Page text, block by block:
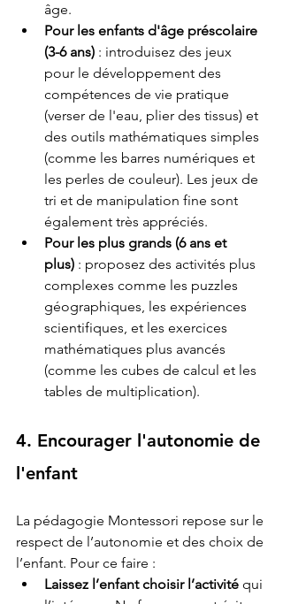
âge.
Pour les enfants d'âge préscolaire
(3-6 ans) : introduisez des jeux
pour le développement des
compétences de vie pratique
(verser de l'eau, plier des tissus) et
des outils mathématiques simples
(comme les barres numériques et
les perles de couleur). Les jeux de
tri et de manipulation fine sont
également très appréciés.
Pour les plus grands (6 ans et
plus) : proposez des activités plus
complexes comme les puzzles
géographiques, les expériences
scientifiques, et les exercices
mathématiques plus avancés
(comme les cubes de calcul et les
tables de multiplication).
4. Encourager l'autonomie de
l'enfant
La pédagogie Montessori repose sur le
respect de l’autonomie et des choix de
l’enfant. Pour ce faire :
Laissez l’enfant choisir l’activité qui